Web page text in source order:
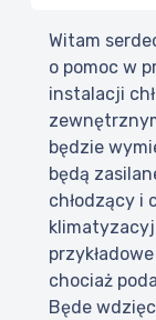
Witam
o pomoc w
instalacji
będzie
będą
chłodzący i
chociaż
Będe